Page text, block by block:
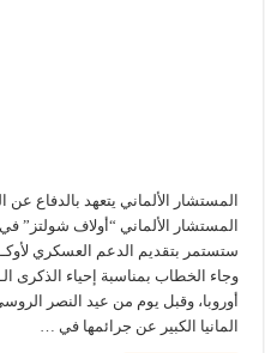
المستشار الألماني يتعهد بالدفاع عن
المستشار الألماني “أولاف شولتز”
ستستمر بتقديم الدعم العسكري
أوروبا، وقبل يوم من عيد النصر
المانيا الكبير عن جرائمها في …